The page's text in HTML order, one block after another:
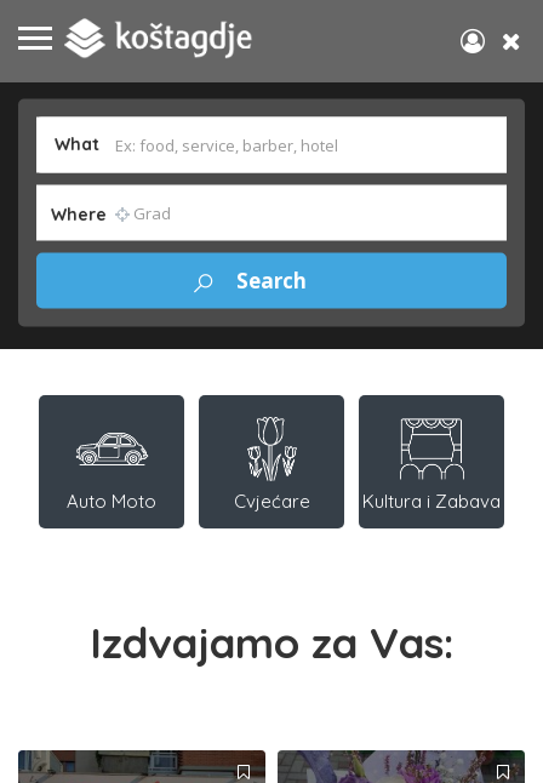
What
Where
Auto Moto Cvjećare Kultura i Zabava
Izdvajamo za Vas: